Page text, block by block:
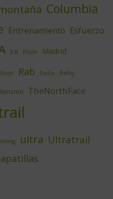
Columbia
Entrenamiento Esfuerzo
JLB Kilian Madrid
Rab Radio Reloj
TheNorthFace
ultra Ultratrail